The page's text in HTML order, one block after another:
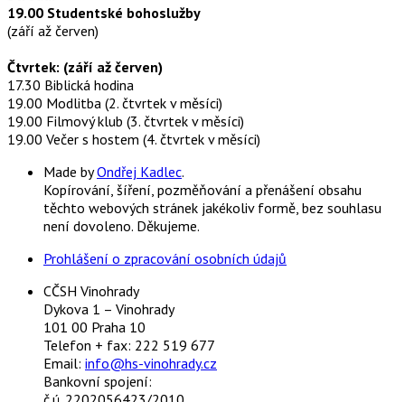
19.00 Studentské bohoslužby
(září až červen)
Čtvrtek: (září až červen)
17.30 Biblická hodina
19.00 Modlitba (2. čtvrtek v měsíci)
19.00 Filmový klub (3. čtvrtek v měsíci)
19.00 Večer s hostem (4. čtvrtek v měsíci)
Made byOndřej Kadlec.
Kopírování, šíření, pozměňování a přenášení obsahu
těchto webových stránek jakékoliv formě, bez souhlasu
není dovoleno. Děkujeme.
Prohlášení o zpracování osobních údajů
CČSH Vinohrady
Dykova 1 – Vinohrady
101 00 Praha 10
Telefon + fax: 222 519 677
Email: info@hs-vinohrady.cz
Bankovní spojení: